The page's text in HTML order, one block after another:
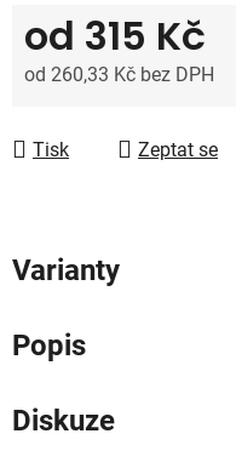
od 315 Kč
od 260,33 Kč bez DPH
Tisk
Zeptat se
Varianty
Popis
Diskuze